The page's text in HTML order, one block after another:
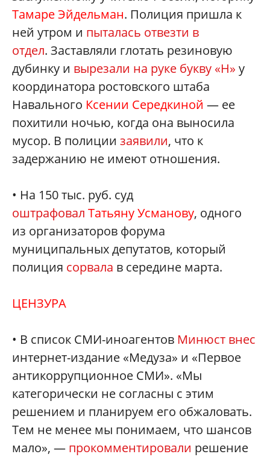
Тамаре Эйдельман. Полиция пришла к
ней утром и пыталась отвезти в
отдел. Заставляли глотать резиновую
дубинку и вырезали на руке букву «Н» у
координатора ростовского штаба
Навального Ксении Середкиной — ее
похитили ночью, когда она выносила
мусор. В полиции заявили, что к
задержанию не имеют отношения.
• На 150 тыс. руб. суд
оштрафовал Татьяну Усманову, одного
из организаторов форума
муниципальных депутатов, который
полиция сорвала в середине марта.
ЦЕНЗУРА
• В список СМИ-иноагентов Минюст внес
интернет-издание «Медуза» и «Первое
антикоррупционное СМИ». «Мы
категорически не согласны с этим
решением и планируем его обжаловать.
Тем не менее мы понимаем, что шансов
мало», — прокомментировали решение